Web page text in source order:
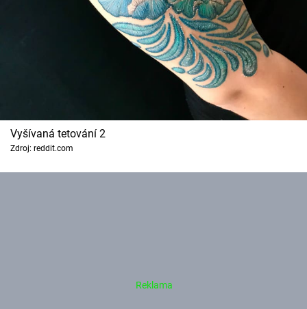
Vyšívaná tetování 2
Zdroj: reddit.com